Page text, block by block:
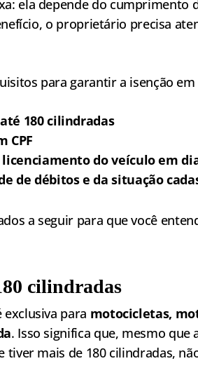
ela depende do cumprimento
o proprietário precisa
para garantir a isenção em
180 cilindradas
CPF
do veículo em
de débitos e da situação
a seguir para que você
cilindradas
exclusiva para motocicletas,
. Isso significa que, mesmo
tiver mais de 180 cilindradas,